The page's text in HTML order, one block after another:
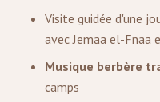
Visite guidée d'une
avec Jemaa el-Fnaa
Musique berbère
camps